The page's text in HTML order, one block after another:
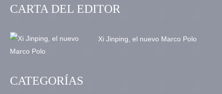
CARTA DEL EDITOR
Xi Jinping, el nuevo Marco Polo
CATEGORÍAS